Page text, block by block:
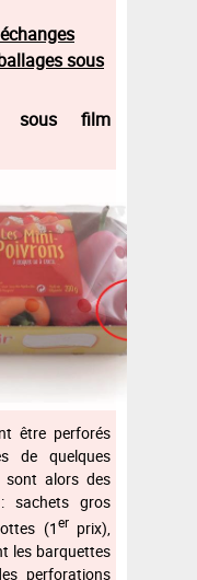
sous
sous film
être perforés
de quelques
sont alors des
sachets gros
(1 erprix),
les barquettes
perforations